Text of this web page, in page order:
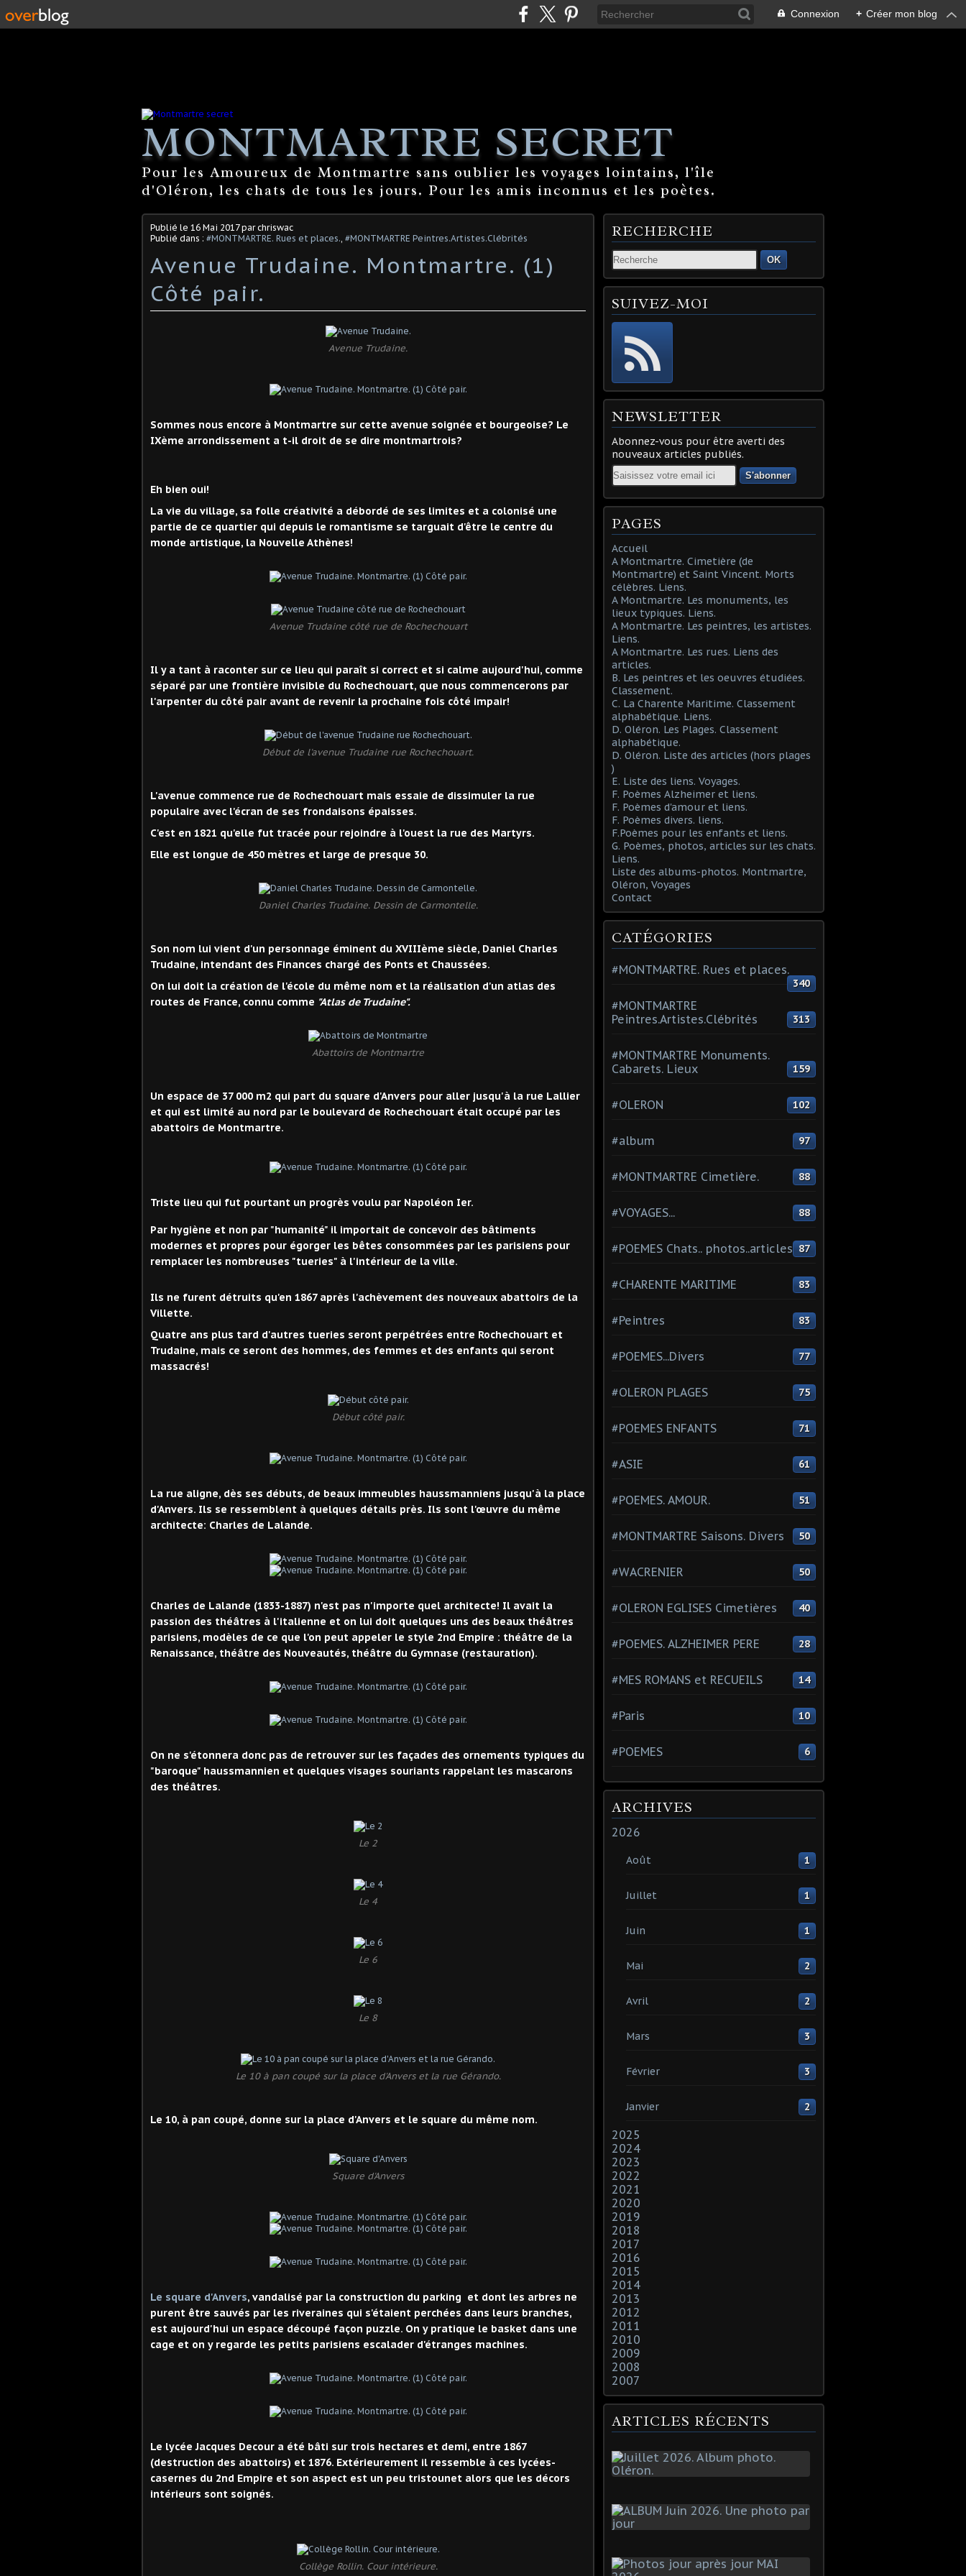
Connexion + Créer mon blog
MONTMARTRE SECRET
Pour les Amoureux de Montmartre sans oublier les voyages lointains, l'île
d'Oléron, les chats de tous les jours. Pour les amis inconnus et les poètes.
Publié le 16 Mai 2017par chriswac
Publié dans : #MONTMARTRE. Rues et places. #MONTMARTRE Peintres.Artistes.Clébrités
Avenue Trudaine. Montmartre. (1)
Côté pair.
Avenue Trudaine.
Sommes nous encore à Montmartre sur cette avenue soignée et bourgeoise? Le
IXème arrondissement a t-il droit de se dire montmartrois?
Eh bien oui!
La vie du village, sa folle créativité a débordé de ses limites et a colonisé une
partie de ce quartier qui depuis le romantisme se targuait d'être le centre du
monde artistique, la Nouvelle Athènes!
Avenue Trudaine côté rue de Rochechouart
Il y a tant à raconter sur ce lieu qui paraît si correct et si calme aujourd'hui, comme
séparé par une frontière invisible du Rochechouart, que nous commencerons par
l'arpenter du côté pair avant de revenir la prochaine fois côté impair!
Début de l'avenue Trudaine rue Rochechouart.
L'avenue commence rue de Rochechouart mais essaie de dissimuler la rue
populaire avec l'écran de ses frondaisons épaisses.
C'est en 1821 qu'elle fut tracée pour rejoindre à l'ouest la rue des Martyrs.
Elle est longue de 450 mètres et large de presque 30.
Daniel Charles Trudaine. Dessin de Carmontelle.
Son nom lui vient d'un personnage éminent du XVIIIème siècle, Daniel Charles
Trudaine, intendant des Finances chargé des Ponts et Chaussées.
On lui doit la création de l'école du même nom et la réalisation d'un atlas des
routes de France, connu comme "Atlas de Trudaine".
Abattoirs de Montmartre
Un espace de 37 000 m2 qui part du square d'Anvers pour aller jusqu'à la rue Lallier
et qui est limité au nord par le boulevard de Rochechouart était occupé par les
abattoirs de Montmartre.
Triste lieu qui fut pourtant un progrès voulu par Napoléon Ier.
Par hygiène et non par "humanité" il importait de concevoir des bâtiments
modernes et propres pour égorger les bêtes consommées par les parisiens pour
remplacer les nombreuses "tueries" à l'intérieur de la ville.
Ils ne furent détruits qu'en 1867 après l'achèvement des nouveaux abattoirs de la
Villette.
Quatre ans plus tard d'autres tueries seront perpétrées entre Rochechouart et
Trudaine, mais ce seront des hommes, des femmes et des enfants qui seront
massacrés!
Début côté pair.
La rue aligne, dès ses débuts, de beaux immeubles haussmanniens jusqu'à la place
d'Anvers. Ils se ressemblent à quelques détails près. Ils sont l'œuvre du même
architecte: Charles de Lalande.
Charles de Lalande (1833-1887) n'est pas n'importe quel architecte! Il avait la
passion des théâtres à l'italienne et on lui doit quelques uns des beaux théâtres
parisiens, modèles de ce que l'on peut appeler le style 2nd Empire : théâtre de la
Renaissance, théâtre des Nouveautés, théâtre du Gymnase (restauration).
On ne s'étonnera donc pas de retrouver sur les façades des ornements typiques du
"baroque" haussmannien et quelques visages souriants rappelant les mascarons
des théâtres.
Le 2
Le 4
Le 6
Le 8
Le 10 à pan coupé sur la place d'Anvers et la rue Gérando.
Le 10, à pan coupé, donne sur la place d'Anvers et le square du même nom.
Square d'Anvers
Le square d'Anvers, vandalisé par la construction du parking et dont les arbres ne
purent être sauvés par les riveraines qui s'étaient perchées dans leurs branches,
est aujourd'hui un espace découpé façon puzzle. On y pratique le basket dans une
cage et on y regarde les petits parisiens escalader d'étranges machines.
Le lycée Jacques Decour a été bâti sur trois hectares et demi, entre 1867
(destruction des abattoirs) et 1876. Extérieurement il ressemble à ces lycées-
casernes du 2nd Empire et son aspect est un peu tristounet alors que les décors
intérieurs sont soignés.
Collège Rollin. Cour intérieure.
RECHERCHE
OK
SUIVEZ-MOI
NEWSLETTER
Abonnez-vous pour être averti des
nouveaux articles publiés.
Email
PAGES
Accueil
A Montmartre. Cimetière (de
Montmartre) et Saint Vincent. Morts
célèbres. Liens.
A Montmartre. Les monuments, les
lieux typiques. Liens.
A Montmartre. Les peintres, les artistes.
Liens.
A Montmartre. Les rues. Liens des
articles.
B. Les peintres et les oeuvres étudiées.
Classement.
C. La Charente Maritime. Classement
alphabétique. Liens.
D. Oléron. Les Plages. Classement
alphabétique.
D. Oléron. Liste des articles (hors plages
)
E. Liste des liens. Voyages.
F. Poèmes Alzheimer et liens.
F. Poèmes d'amour et liens.
F. Poèmes divers. liens.
F.Poèmes pour les enfants et liens.
G. Poèmes, photos, articles sur les chats.
Liens.
Liste des albums-photos. Montmartre,
Oléron, Voyages
Contact
CATÉGORIES
#MONTMARTRE. Rues et places.
340
#MONTMARTRE
Peintres.Artistes.Clébrités
313
#MONTMARTRE Monuments.
Cabarets. Lieux
159
#OLERON 102
#album 97
#MONTMARTRE Cimetière. 88
#VOYAGES... 88
#POEMES Chats.. photos..articles 87
#CHARENTE MARITIME 83
#Peintres 83
#POEMES...Divers 77
#OLERON PLAGES 75
#POEMES ENFANTS 71
#ASIE 61
#POEMES. AMOUR. 51
#MONTMARTRE Saisons. Divers 50
#WACRENIER 50
#OLERON EGLISES Cimetières 40
#POEMES. ALZHEIMER PERE 28
#MES ROMANS et RECUEILS 14
#Paris 10
#POEMES 6
ARCHIVES
2026
Août 1
Juillet 1
Juin 1
Mai 2
Avril 2
Mars 3
Février 3
Janvier 2
2025
2024
2023
2022
2021
2020
2019
2018
2017
2016
2015
2014
2013
2012
2011
2010
2009
2008
2007
ARTICLES RÉCENTS